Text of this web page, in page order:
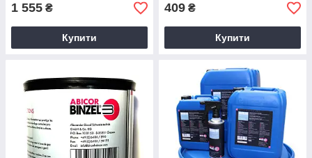
1 555 ₴
Купити
409 ₴
Купити